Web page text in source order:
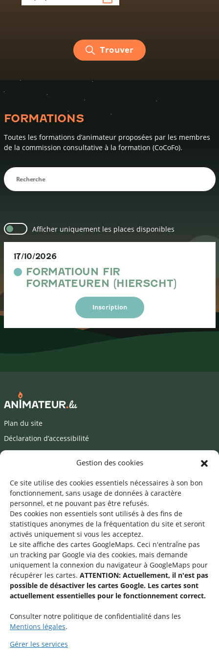
Gestion des cookies
Ce site utilise des cookies essentiels nécessaires à son bon
fonctionnement, sans usage de données à caractère
personnel, et ne pouvant pas être refusés.
Des cookies non essentiels sont utilisés à des fins de
statistiques anonymes de la fréquentation du site et seront
activés uniquement si vous les acceptez.
Le site affiche des cartes GoogleMaps. Ceci n'entraîne pas
un tracking par Google via des cookies, mais demande
uniquement la connexion du navigateur à GoogleMaps pour
récupérer les cartes. ATTENTION: Actuellement, il n'est pas
possible de désactiver les cartes Google. Les cartes sont
actuellement essentielles pour le fonctionnement correct.
Consulter notre politique de confidentialité dans les
Mentions légales.
Gérer les services
Trouver
FORMATIONS
Toutes les formations d’animateur proposées par les membres
de la commission consultative à la formation (CoCoFo).
Afficher uniquement les places disponibles
FORMATIOUN FIR
FORMATEUREN (HIERSCHT)
17/10/2026
Inscription
Plan du site
Déclaration d’accessibilité
Mentions légales
Une offre du
Service national de la jeunesse
48-50 rue Charles Martel